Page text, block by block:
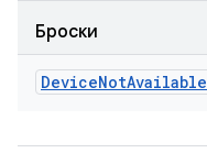
Броски
DeviceNotAvailable